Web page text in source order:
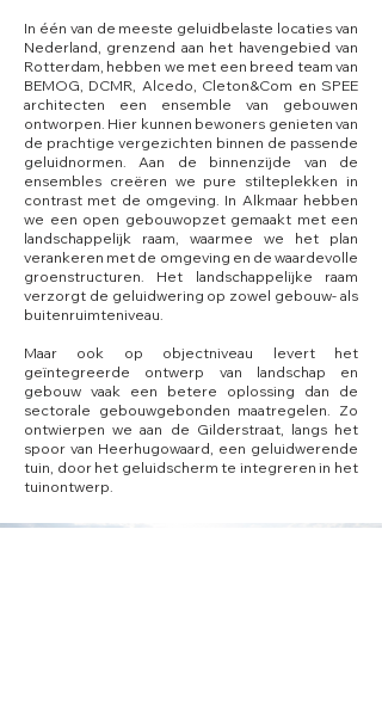
In één van de meeste geluidbelaste locaties van
Nederland, grenzend aan het havengebied van
Rotterdam, hebben we met een breed team van
BEMOG, DCMR, Alcedo, Cleton&Com en SPEE
architecten een ensemble van gebouwen
ontworpen. Hier kunnen bewoners genieten van
de prachtige vergezichten binnen de passende
geluidnormen. Aan de binnenzijde van de
ensembles creëren we pure stilteplekken in
contrast met de omgeving. In Alkmaar hebben
we een open gebouwopzet gemaakt met een
landschappelijk raam, waarmee we het plan
verankeren met de omgeving en de waardevolle
groenstructuren. Het landschappelijke raam
verzorgt de geluidwering op zowel gebouw- als
buitenruimteniveau.
Maar ook op objectniveau levert het
geïntegreerde ontwerp van landschap en
gebouw vaak een betere oplossing dan de
sectorale gebouwgebonden maatregelen. Zo
ontwierpen we aan de Gilderstraat, langs het
spoor van Heerhugowaard, een geluidwerende
tuin, door het geluidscherm te integreren in het
tuinontwerp.